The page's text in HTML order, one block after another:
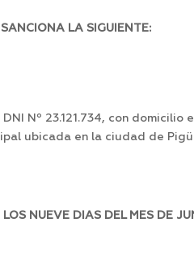
LA SIGUIENTE:
Nº 23.121.734, con domicilio
ubicada en la ciudad de
NUEVE DIAS DEL MES DE